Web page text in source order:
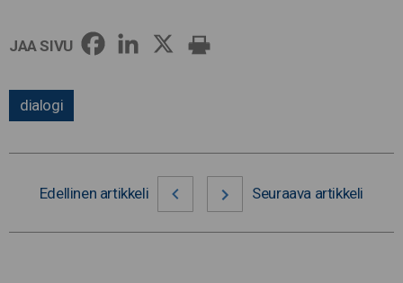
JAA SIVU
dialogi
Edellinen artikkeli Seuraava artikkeli